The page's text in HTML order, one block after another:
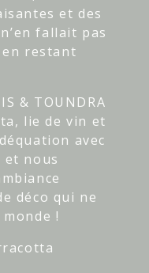
et des
fallait pas
en restant
& TOUNDRA
lie de vin et
avec
et nous
déco qui ne
!